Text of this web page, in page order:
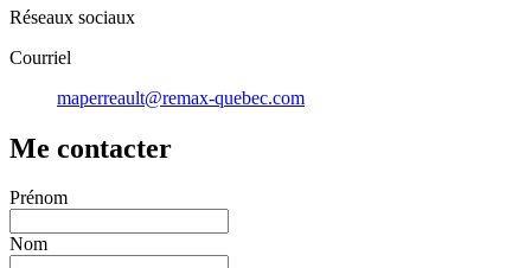
Réseaux sociaux
Courriel
maperreault@remax-quebec.com
Me contacter
Prénom
Nom